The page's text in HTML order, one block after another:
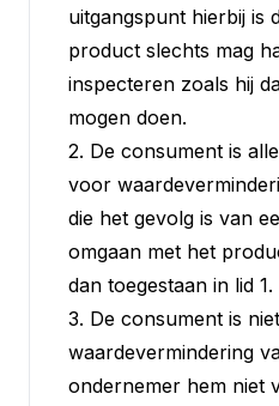
uitgangspunt hierbij is
product slechts mag
inspecteren zoals hij
mogen doen.
2. De consument is
voor
die het gevolg is van
omgaan met het
dan toegestaan in lid 1.
3. De consument is
waardevermindering
ondernemer hem niet